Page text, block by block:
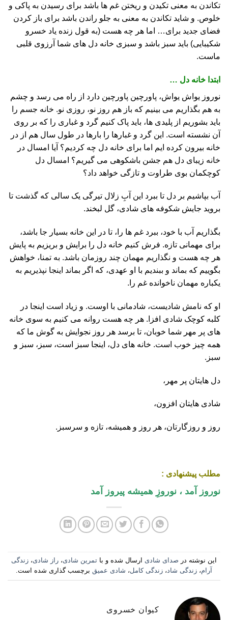
تکاندن به معنی تکیدن و ریختن غم ها باشد برای رسیدن به پاکی و
خلوص. و شاید تکاندن به معنی به جلو راندن باشد برای باز کردن
فضای جدید برای… اما هر چه هست (به قول زنده یاد خسرو
شکیبایی) باید سبز باشد و سبزی خانه دل های شما آرزوی قلبی
ماست.
ابتدا خانه دل …
نوروز یواش یواش، پاورچین پاورچین دارد از راه می رسد و چشم
به هم بگذاریم می بینیم که باز هم روز نو، روزی نو. خانه جسم را
باید بشوریم از پلیدی ها، باید پاک کنیم گرد و غباری را که بر روی
آن نشسته است. این گرد و غبارها را بارها در طول سال هم از در
خانه بیرون کرده ایم اما برای خانه دل چه کردیم؟ آیا امسال در
خانه زیبای دل هم جشن باشکوهی می گیریم؟ امسال دل
کوچکمان بوی طراوت و تازگی خواهد داد؟
آب بپاشیم بر دل تا ببرد این آبِ زلال تیرگی یک سالی که گذشت تا
بروید جایش شکوفه های شادی، گل لبخند.
بگذاریم آب با خود، ببرد غم ها را، تا در این خانه بسیار جا باشد،
برای مهمانی تازه. فرش کنیم خانه دل را برایش و بریزیم به پایش
هر چه هست و نگذاریم مهمان چند روزمان باشد. به تمنا، خواهش
بگوییم که بماند و ببندیم با او عهدی، که اگر بماند اینجا نپذیریم به
یکباره مهمان ناخوانده غم را.
او که نامش شادیست، شادمانی با اوست. و زیاد است اینجا در
کلبه کوچک شادی افزا. هر چه هست روانه می کنیم به سوی خانه
های پر مهر شما خوبان، تا برسد هر روز نجوایش به گوش ما که
همه چیز خوب است. خانه های دل، اینجا سبز است، سبز، سبز و
سبز.
دل هایتان پر مهر،
شادی هایتان افزون،
روز و روزگارتان، هر روز و همیشه، تازه و سرسبز.
مطلب پیشنهادی :
نوروز آمد ، نوروزِ همیشه پیروز آمد
این نوشته در صدای شادی ارسال شده و با تمرین شادی، راز شادی، زندگی
آرام، زندگی شاد، زندگی کامل، شادی عمیق برچسب گذاری شده است.
کیوان خسروی